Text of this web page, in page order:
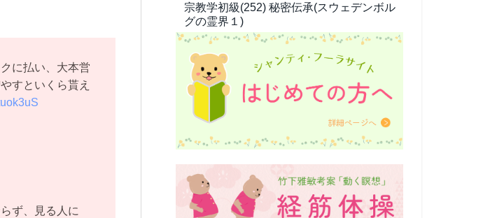
に払い、大本営
すといくら貰え
ず、見る人に
宗教学初級(252) 秘密伝承(スウェデンボル
グの霊界１)